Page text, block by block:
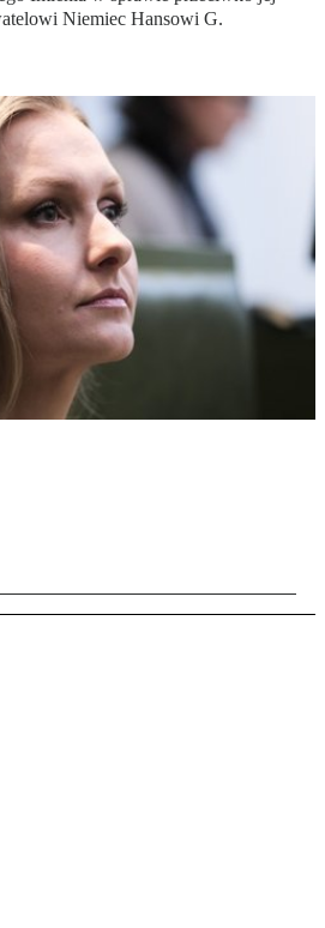
Niemiec Hansowi G.